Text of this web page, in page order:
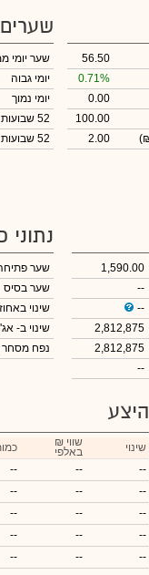
56.50
0.71%
0.00
100.00
2.00
שערים
שער יומי
יומי גבוה
יומי נמוך
52 שבועות גבוה
52 שבועות נמוך
1,590.00
--
--
2,812,875
2,812,875
--
נתוני
שער
שער בסיס
שינוי
שינוי ב- אג'
נפח מסחר
היצע
שינוי ₪ שווי
באלפי
--
--
--
--
--
--
--
--
--
--
--
--
--
--
--